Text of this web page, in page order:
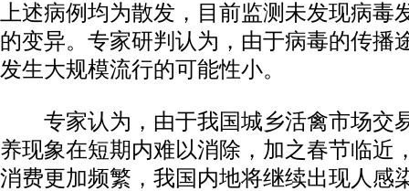
上述病例均为散发，目前监测未发现病毒
的变异。专家研判认为，由于病毒的传播
发生大规模流行的可能性小。
专家认为，由于我国城乡活禽市场交
养现象在短期内难以消除，加之春节临近
消费更加频繁，我国内地将继续出现人感